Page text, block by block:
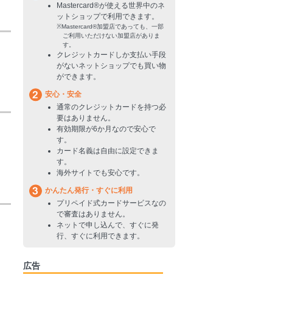
Mastercard®が使える世界中のネ
ットショップで利用できます。
※Mastercard®加盟店であっても、一部
ご利用いただけない加盟店がありま
す。
クレジットカードしか支払い手段
がないネットショップでも買い物
ができます。
安心・安全
通常のクレジットカードを持つ必
要はありません。
有効期限が6か月なので安心で
す。
カード名義は自由に設定できま
す。
海外サイトでも安心です。
かんたん発行・すぐに利用
プリペイド式カードサービスなの
で審査はありません。
ネットで申し込んで、すぐに発
行、すぐに利用できます。
広告